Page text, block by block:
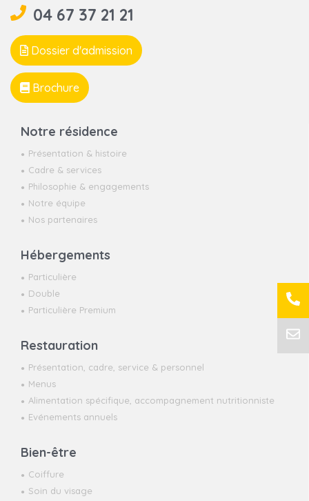
04 67 37 21 21
Dossier d'admission
Brochure
Notre résidence
Présentation & histoire
Cadre & services
Philosophie & engagements
Notre équipe
Nos partenaires
Hébergements
Particulière
Double
Particulière Premium
Restauration
Présentation, cadre, service & personnel
Menus
Alimentation spécifique, accompagnement nutritionniste
Evénements annuels
Bien-être
Coiffure
Soin du visage